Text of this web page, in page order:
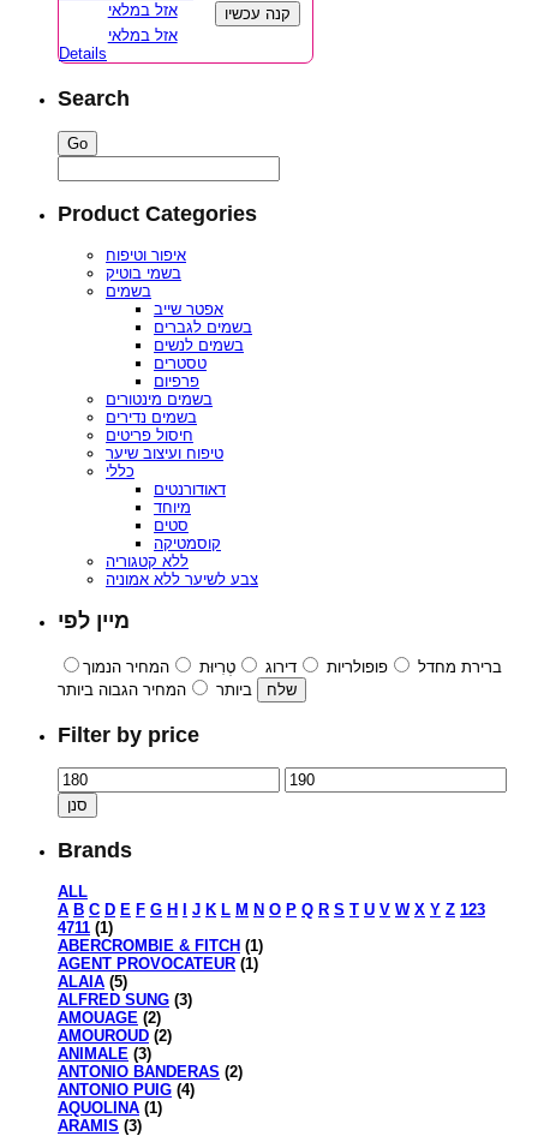
אזל במלאי
קנה עכשיו
אזל במלאי
Details
Search
Product Categories
איפור וטיפוח
בשמי בוטיק
בשמים
אפטר שייב
בשמים לגברים
בשמים לנשים
טסטרים
פרפיום
בשמים מינטורים
בשמים נדירים
חיסול פריטים
טיפוח ועיצוב שיער
כללי
דאודורנטים
מיוחד
סטים
קוסמטיקה
ללא קטגוריה
צבע לשיער ללא אמוניה
מיין לפי
ברירת מחדל פופולריות דירוג טְרִיוּת
המחיר הנמוך
ביותר
המחיר הגבוה ביותר
Filter by price
סנן
Brands
ALL
A B C D E F G H J K L M N O P Q R S T U V W X Y Z 123
4711 (1)
ABERCROMBIE & FITCH (1)
AGENT PROVOCATEUR (1)
ALAIA (5)
ALFRED SUNG (3)
AMOUAGE (2)
AMOUROUD (2)
ANIMALE (3)
ANTONIO BANDERAS (2)
ANTONIO PUIG (4)
AQUOLINA (1)
ARAMIS (3)